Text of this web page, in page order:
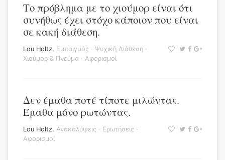
Το πρόβλημα με το χιούμορ είναι ότι
συνήθως έχει στόχο κάποιον που είναι
σε κακή διάθεση.
Lou Holtz, Εμπαιγμός · Ψυχική Διάθεση ·
Χιούμορ & Πνεύμα · Αφορισμοί
Δεν έμαθα ποτέ τίποτε μιλώντας.
Έμαθα μόνο ρωτώντας.
Lou Holtz, Ανακαλύψεις · Ερωτήσεις ·
Αφορισμοί